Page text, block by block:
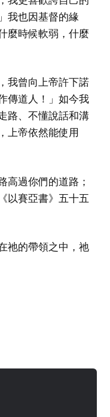
我也因基督的緣
麼時候軟弱，什麼
我曾向上帝許下諾
傳道人！」如今我
路、不懂說話和溝
上帝依然能使用
高過你們的道路；
以賽亞書》五十五
祂的帶領之中，祂